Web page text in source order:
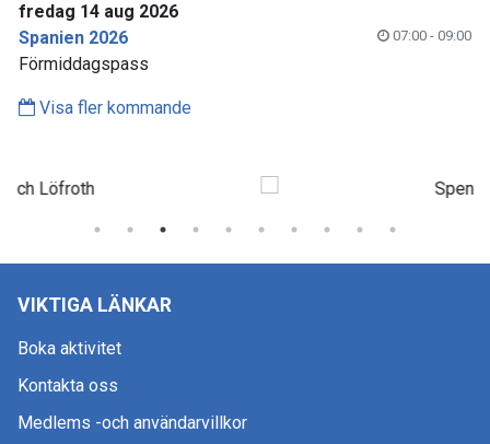
fredag 14 aug 2026
Spanien 2026
07:00 - 09:00
Förmiddagspass
Visa fler kommande
VIKTIGA LÄNKAR
Boka aktivitet
Kontakta oss
Medlems -och användarvillkor